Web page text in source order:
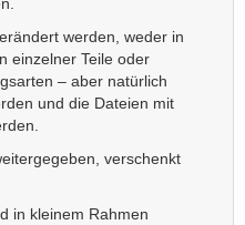
werden, weder in
einzelner Teile oder
– aber natürlich
und die Dateien mit
verschenkt
in kleinem Rahmen